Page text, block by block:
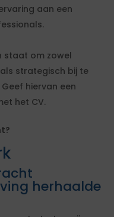
aan een
staat om zowel
strategisch bij te
hiervan een
het CV.
herhaalde